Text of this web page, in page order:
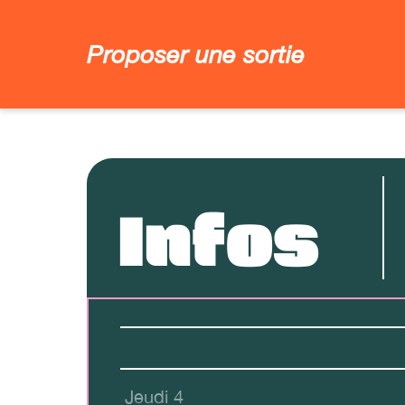
Proposer une sortie
Infos
Jeudi 4